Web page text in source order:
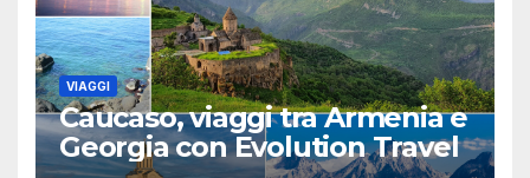
VIAGGI
Caucaso, viaggi tra Armenia e
Georgia con Evolution Travel